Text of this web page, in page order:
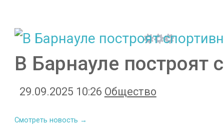
В Барнауле
29.09.2025 10:26 Общество
Смотреть новость →